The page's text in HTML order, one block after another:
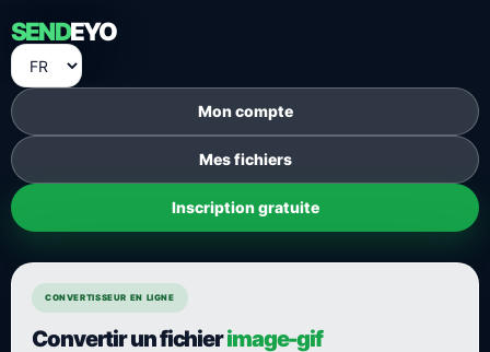
SENDEYO
Mon compte
Mes fichiers
Inscription gratuite
CONVERTISSEUR EN LIGNE
Convertir un fichierimage-gif